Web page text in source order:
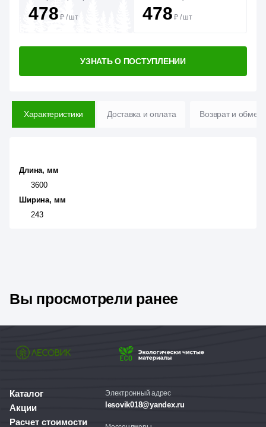
478 ₽ / шт 478 ₽ / шт
УЗНАТЬ О ПОСТУПЛЕНИИ
Характеристики Доставка и оплата Возврат и обмен
Длина, мм
3600
Ширина, мм
243
Вы просмотрели ранее
Каталог
Акции
Расчет стоимости
Электронный адрес
lesovik018@yandex.ru